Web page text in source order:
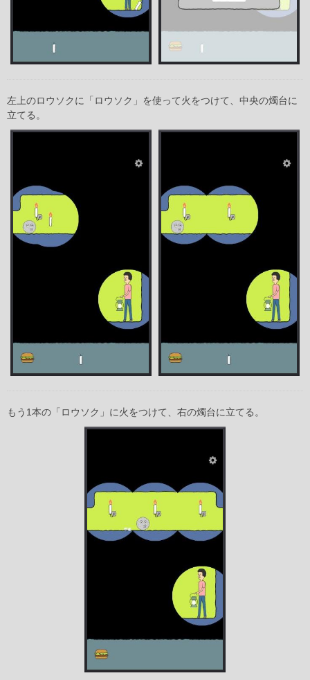
左上のロウソクに「ロウソク」を使って火をつけて、中央の燭台に
立てる。
もう1本の「ロウソク」に火をつけて、右の燭台に立てる。